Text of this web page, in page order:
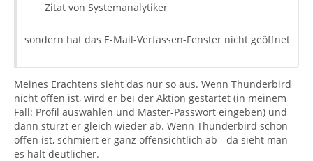
Zitat von Systemanalytiker
sondern hat das E-Mail-Verfassen-Fenster nicht geöffnet
Meines Erachtens sieht das nur so aus. Wenn Thunderbird
nicht offen ist, wird er bei der Aktion gestartet (in meinem
Fall: Profil auswählen und Master-Passwort eingeben) und
dann stürzt er gleich wieder ab. Wenn Thunderbird schon
offen ist, schmiert er ganz offensichtlich ab - da sieht man
es halt deutlicher.